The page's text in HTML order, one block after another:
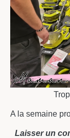
A la semaine
Laisser un